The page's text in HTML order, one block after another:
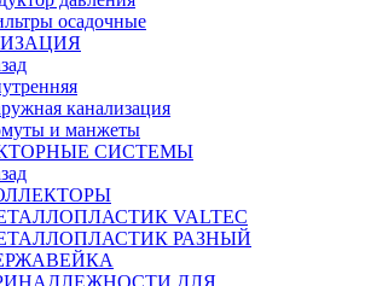
осадочные
канализация
и манжеты
СИСТЕМЫ
VALTEC
РАЗНЫЙ